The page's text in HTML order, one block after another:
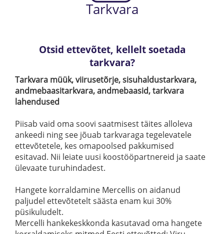
Tarkvara
Otsid ettevõtet, kellelt soetada
tarkvara?
Tarkvara müük, viirusetõrje, sisuhaldustarkvara,
andmebaasitarkvara, andmebaasid, tarkvara
lahendused
Piisab vaid oma soovi saatmisest täites alloleva
ankeedi ning see jõuab tarkvaraga tegelevatele
ettevõtetele, kes omapoolsed pakkumised
esitavad. Nii leiate uusi koostööpartnereid ja saate
ülevaate turuhindadest.
Hangete korraldamine Mercellis on aidanud
paljudel ettevõtetelt säästa enam kui 30%
püsikuludelt.
Mercelli hankekeskkonda kasutavad oma hangete